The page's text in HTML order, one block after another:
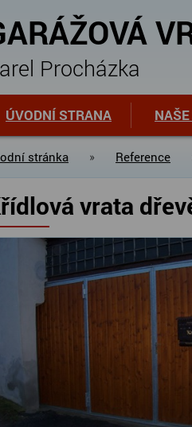
Procházka
ÚVODNÍ STRANA NAŠE
stránka » Reference
vrata